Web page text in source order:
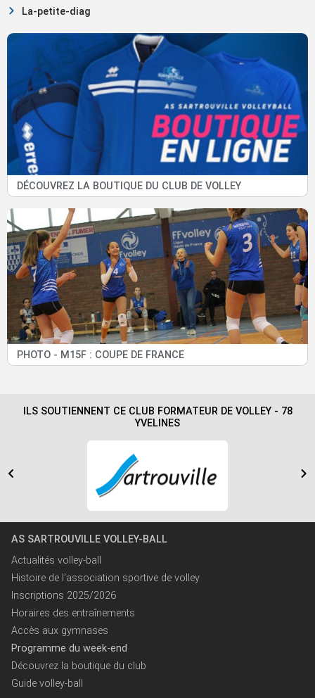
La-petite-diag
DÉCOUVREZ LA BOUTIQUE DU CLUB DE VOLLEY
PHOTO - M15F : COUPE DE FRANCE
ILS SOUTIENNENT CE CLUB FORMATEUR DE VOLLEY - 78
YVELINES
AS SARTROUVILLE VOLLEY-BALL
Actualités volley-ball
Histoire de l'association sportive de volley
Inscriptions 2025/2026
Horaires des entraînements
Accès aux gymnases
Programme du week-end
Découvrez la boutique du club
Guide volley-ball